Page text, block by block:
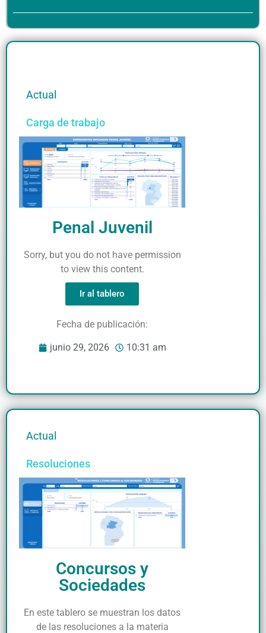
Actual
Carga de trabajo
Penal Juvenil
Sorry, but you do not have permission
to view this content.
Ir al tablero
Fecha de publicación:
junio 29, 2026 10:31 am
Actual
Resoluciones
Concursos y
Sociedades
En este tablero se muestran los datos
de las resoluciones a la materia